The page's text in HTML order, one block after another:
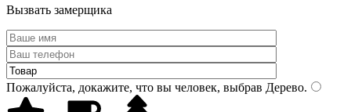
Вызвать замерщика
Пожалуйста, докажите, что вы человек, выбрав Дерево.